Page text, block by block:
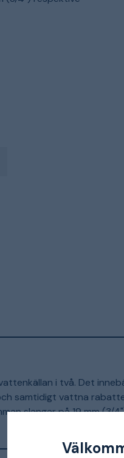
i två. Det
samtidigt vattna
slangar på 19 mm (3/